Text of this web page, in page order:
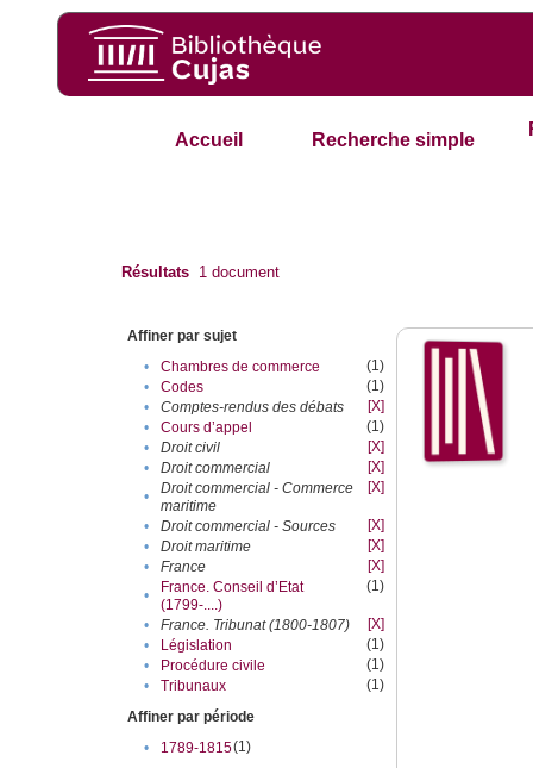
Accueil Recherche simple
Résultats 1 document
Affiner par sujet
•
Chambres de commerce
(1)
•
Codes
(1)
•
Comptes-rendus des débats
[X]
•
Cours d’appel
(1)
•
Droit civil
[X]
•
Droit commercial
[X]
•
Droit commercial - Commerce
maritime
[X]
• Droit commercial - Sources
[X]
•
Droit maritime
[X]
•
France
[X]
•
France. Conseil d’Etat
(1799-....)
(1)
• France. Tribunat (1800-1807)
[X]
•
Législation
(1)
•
Procédure civile
(1)
•
Tribunaux
(1)
Affiner par période
•
1789-1815(1)